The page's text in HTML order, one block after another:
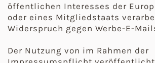
öffentlichen Interesses der
oder eines Mitgliedstaats
Widerspruch gegen Werbe-E-
Der Nutzung von im Rahmen der